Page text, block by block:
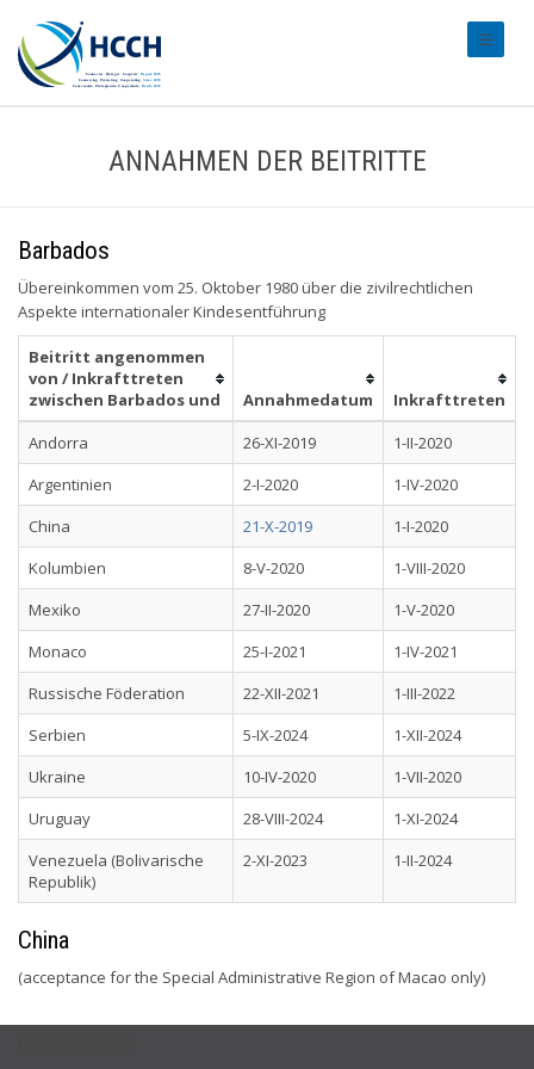
ANNAHMEN DER BEITRITTE
Barbados
Übereinkommen vom 25. Oktober 1980 über die zivilrechtlichen
Aspekte internationaler Kindesentführung
Beitritt angenommen
von / Inkrafttreten
zwischen Barbados und
Annahmedatum
Inkrafttreten
Andorra
26-XI-2019
1-II-2020
Argentinien
2-I-2020
1-IV-2020
China
21-X-2019
1-I-2020
Kolumbien
8-V-2020
1-VIII-2020
Mexiko
27-II-2020
1-V-2020
Monaco
25-I-2021
1-IV-2021
Russische Föderation
22-XII-2021
1-III-2022
Serbien
5-IX-2024
1-XII-2024
Ukraine
10-IV-2020
1-VII-2020
Uruguay
28-VIII-2024
1-XI-2024
Venezuela (Bolivarische
Republik)
2-XI-2023 1-II-2024
China
(acceptance for the Special Administrative Region of Macao only)